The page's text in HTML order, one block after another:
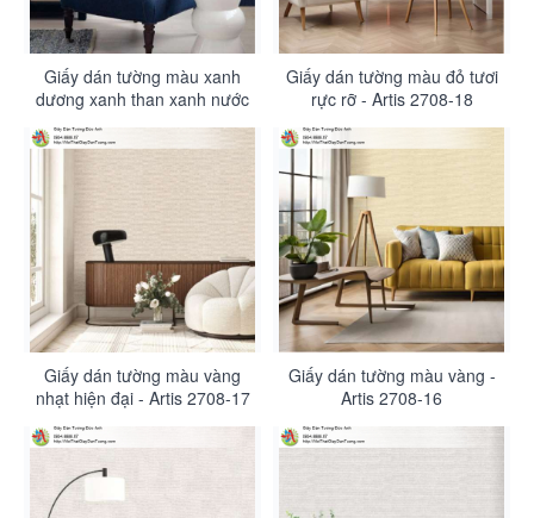
Giấy dán tường màu xanh
dương xanh than xanh nước
Giấy dán tường màu đỏ tươi
rực rỡ - Artis 2708-18
Giấy dán tường màu vàng
nhạt hiện đại - Artis 2708-17
Giấy dán tường màu vàng -
Artis 2708-16